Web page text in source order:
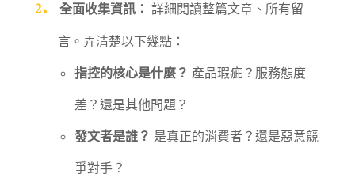
全面收集資訊： 詳細閱讀整篇文章、所有留
言。弄清楚以下幾點：
指控的核心是什麼？ 產品瑕疵？服務態度
差？還是其他問題？
發文者是誰？ 是真正的消費者？還是惡意競
爭對手？